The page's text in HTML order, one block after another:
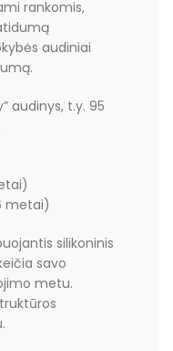
rankomis,
audiniai
audinys, t.y. 95
metai)
silikoninis
savo
metu.